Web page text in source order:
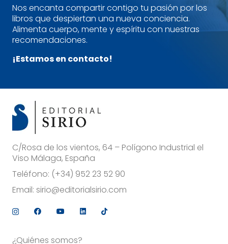
Nos encanta compartir contigo tu pasión por los
libros que despiertan una nueva conciencia.
Alimenta cuerpo, mente y espíritu con nuestras
recomendaciones.
¡Estamos en contacto!
C/Rosa de los vientos, 64 – Polígono Industrial el
Viso Málaga, España
Teléfono: (+34) 952 23 52 90
Email: sirio@editorialsirio.com
¿Quiénes somos?